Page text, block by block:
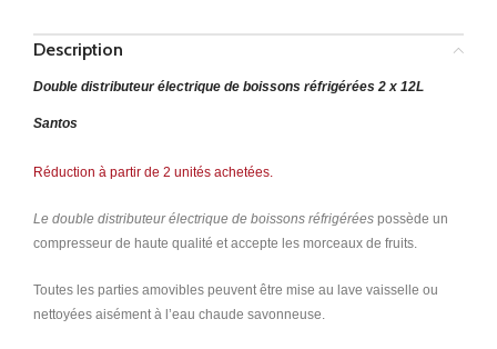
Description
Double distributeur électrique de boissons réfrigérées 2 x 12L
Santos
Réduction à partir de 2 unités achetées.
Le double distributeur électrique de boissons réfrigérées possède un
compresseur de haute qualité et accepte les morceaux de fruits.
Toutes les parties amovibles peuvent être mise au lave vaisselle ou
nettoyées aisément à l’eau chaude savonneuse.